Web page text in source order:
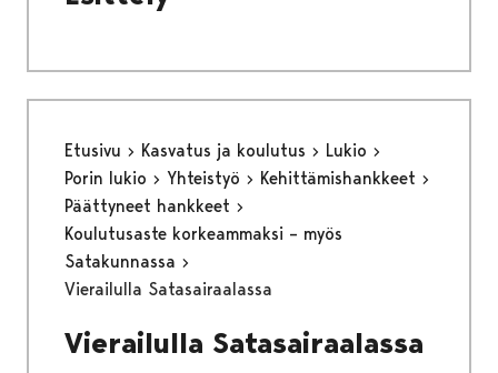
Etusivu Kasvatus ja koulutus
Lukio
Porin lukio
Yhteistyö
Kehittämishankkeet
Päättyneet hankkeet
Koulutusaste korkeammaksi – myös
Satakunnassa
Vierailulla Satasairaalassa
Vierailulla Satasairaalassa